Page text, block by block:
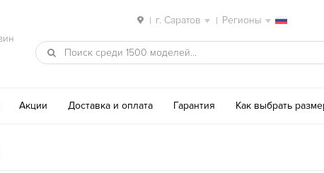
| г. Саратов | Регионы
Акции Доставка и оплата Гарантия Как выбрать